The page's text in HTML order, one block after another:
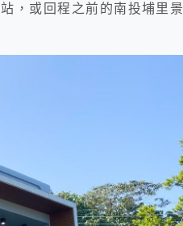
，或回程之前的南投埔里景